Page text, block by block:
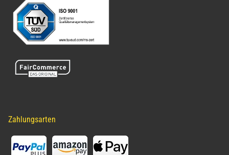
Zahlungsarten